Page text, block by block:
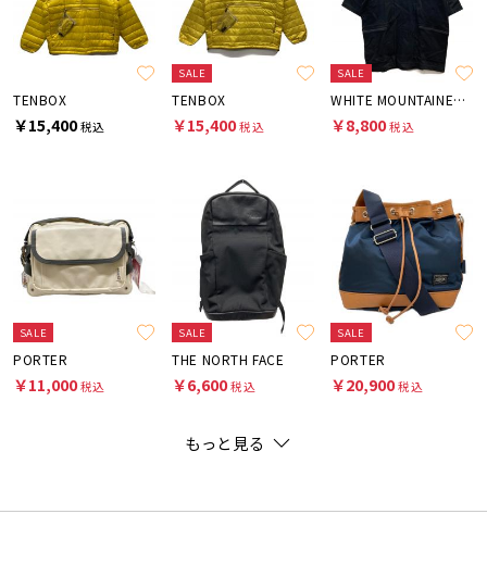
TENBOX
￥15,400税込
SALE
TENBOX
￥15,400税込
SALE
WHITE MOUNTAINEERING
￥8,800税込
SALE
PORTER
￥11,000税込
SALE
THE NORTH FACE
￥6,600税込
SALE
PORTER
￥20,900税込
もっと見る